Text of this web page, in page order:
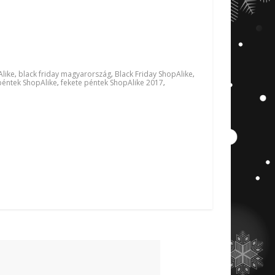
, black friday magyarország, Black Friday ShopAlike,
ShopAlike, fekete péntek ShopAlike 2017,